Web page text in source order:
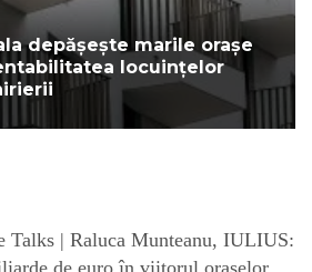
depășește marile orașe
locuințelor
Talks | Raluca Munteanu, IULIUS: